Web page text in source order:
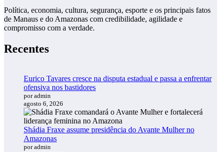
Política, economia, cultura, segurança, esporte e os principais fatos
de Manaus e do Amazonas com credibilidade, agilidade e
compromisso com a verdade.
Recentes
Eurico Tavares cresce na disputa estadual e passa a enfrentar
ofensiva nos bastidores
por admin
agosto 6, 2026
Shádia Fraxe assume presidência do Avante Mulher no
Amazonas
por admin